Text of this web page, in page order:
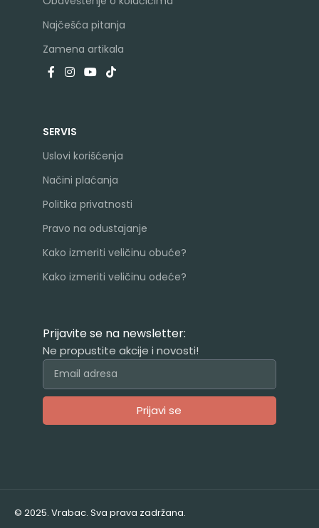
Najčešća pitanja
Zamena artikala
SERVIS
Uslovi korišćenja
Načini plaćanja
Politika privatnosti
Pravo na odustajanje
Kako izmeriti veličinu obuće?
Kako izmeriti veličinu odeće?
Prijavite se na newsletter:
Ne propustite akcije i novosti!
Prijavi se
© 2025. Vrabac. Sva prava zadržana.